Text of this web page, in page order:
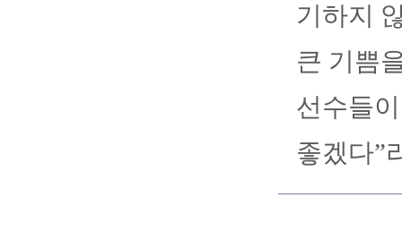
기하지
큰 기쁨
선수들
좋겠다”